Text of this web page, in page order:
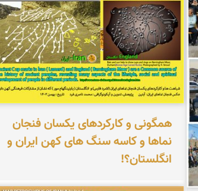
همگونی و کارکردهای یکسان فنجان
نماها و کاسه سنگ های کهن ایران و
انگلستان؟!